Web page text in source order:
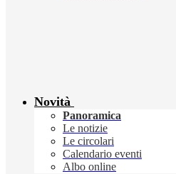
Novità
Panoramica
Le notizie
Le circolari
Calendario eventi
Albo online